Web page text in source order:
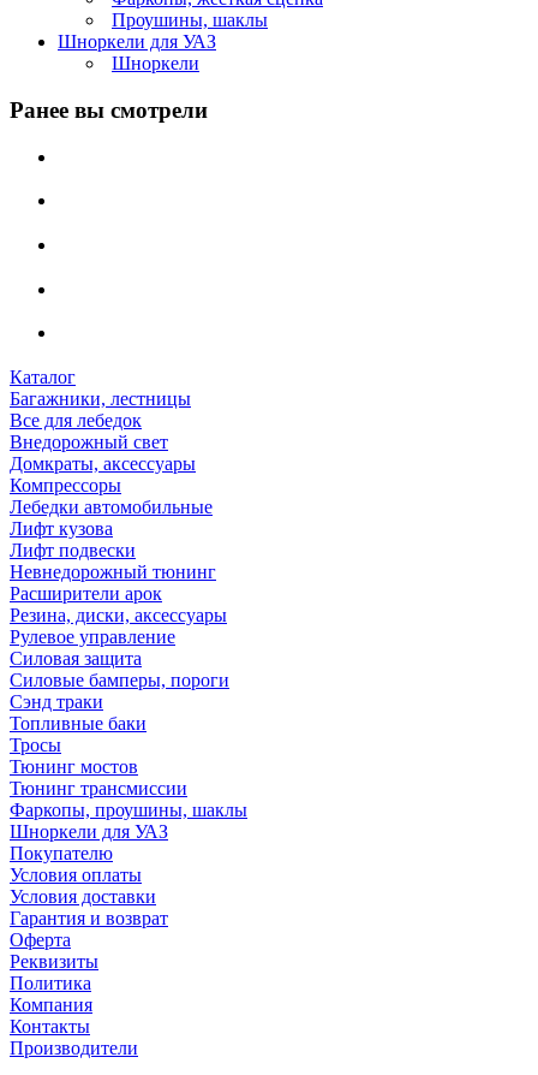
Проушины, шаклы
Шноркели для УАЗ
Шноркели
Ранее вы смотрели
Каталог
Багажники, лестницы
Все для лебедок
Внедорожный свет
Домкраты, аксессуары
Компрессоры
Лебедки автомобильные
Лифт кузова
Лифт подвески
Невнедорожный тюнинг
Расширители арок
Резина, диски, аксессуары
Рулевое управление
Силовая защита
Силовые бамперы, пороги
Сэнд траки
Топливные баки
Тросы
Тюнинг мостов
Тюнинг трансмиссии
Фаркопы, проушины, шаклы
Шноркели для УАЗ
Покупателю
Условия оплаты
Условия доставки
Гарантия и возврат
Оферта
Реквизиты
Политика
Компания
Контакты
Производители